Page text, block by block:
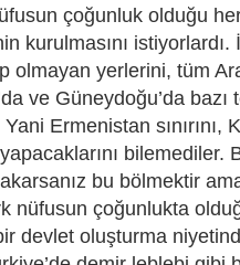
çoğunluk olduğu
kurulmasını
olmayan yerlerini, tüm
ve Güneydoğu’da bazı
Ermenistan sınırını,
bilemediler.
bu bölmektir
nüfusun çoğunlukta
devlet oluşturma